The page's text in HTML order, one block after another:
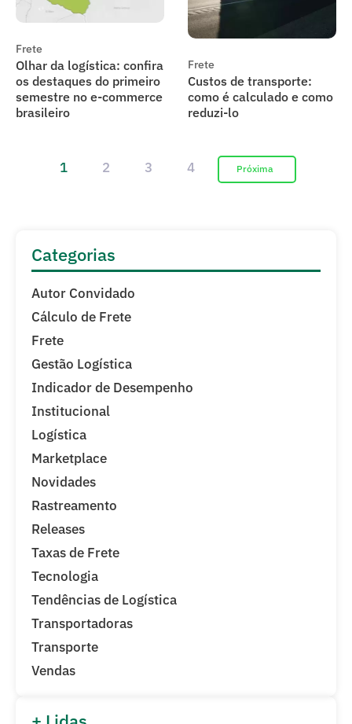
Frete
Olhar da logística: confira
os destaques do primeiro
semestre no e-commerce
brasileiro
Frete
Custos de transporte:
como é calculado e como
reduzi-lo
1 2 3 4
Categorias
Autor Convidado
Cálculo de Frete
Frete
Gestão Logística
Indicador de Desempenho
Institucional
Logística
Marketplace
Novidades
Rastreamento
Releases
Taxas de Frete
Tecnologia
Tendências de Logística
Transportadoras
Transporte
Vendas